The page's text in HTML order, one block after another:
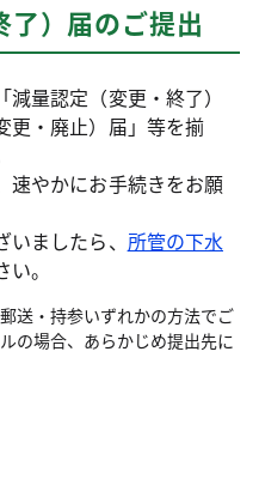
）届のご提出
量認定（変更・終了）
更・廃止）届」等を揃
速やかにお手続きをお願
ましたら、 所管の下水
。
送・持参いずれかの方法でご
の場合、あらかじめ提出先に